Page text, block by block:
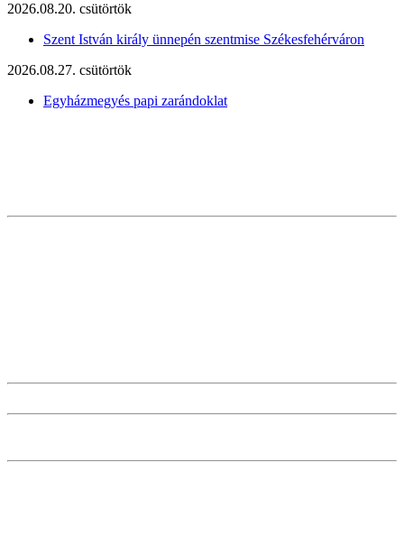
2026.08.20. csütörtök
Szent István király ünnepén szentmise Székesfehérváron
2026.08.27. csütörtök
Egyházmegyés papi zarándoklat